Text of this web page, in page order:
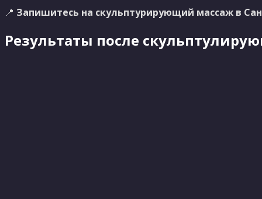
📍 Запишитесь на скульптурирующий массаж в
Результаты после